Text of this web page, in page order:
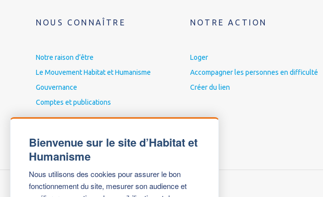
Bienvenue sur le site d’Habitat et
Humanisme
Nous utilisons des cookies pour assurer le bon
fonctionnement du site, mesurer son audience et
NOUS CONNAÎTRE
Notre raison d’être
Le Mouvement Habitat et Humanisme
Gouvernance
Comptes et publications
NOTRE ACTION
Loger
Accompagner les personnes en difficulté
Créer du lien